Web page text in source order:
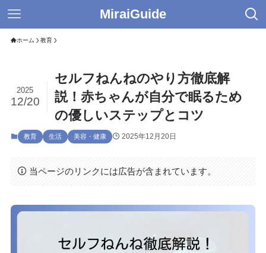
MiraiGuide
ホーム 教育
セルフねんねのやり方徹底解
説！赤ちゃんが自分で眠るため
の優しいステップとコツ
2025
12/20
教育 生活 美容・健康 2025年12月20日
当ページのリンクには広告が含まれています。